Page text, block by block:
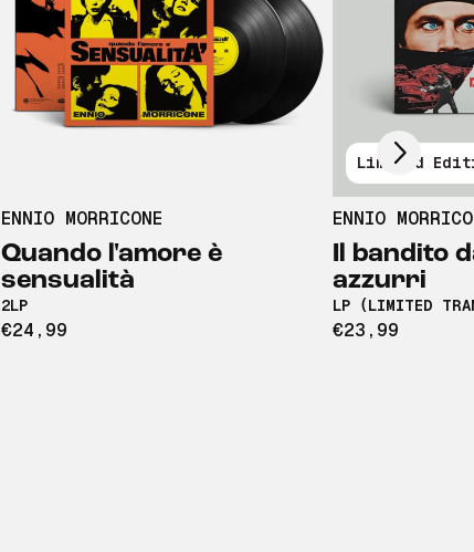
ENNIO MORRICONE
Quando l'amore è
sensualità
2LP
€24,99
Limited
ENNIO
Il bandito
azzurri
LP (LIMITED
€23,99
Scroll right